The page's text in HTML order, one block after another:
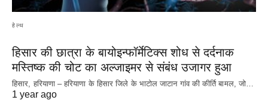
हेल्थ
हिसार की छात्रा के बायोइन्फॉर्मेटिक्स शोध से दर्दनाक
मस्तिष्क की चोट का अल्जाइमर से संबंध उजागर हुआ
हिसार, हरियाणा – हरियाणा के हिसार जिले के भाटोल जाटान गांव की कीर्ति बामल, जो…
1 year ago